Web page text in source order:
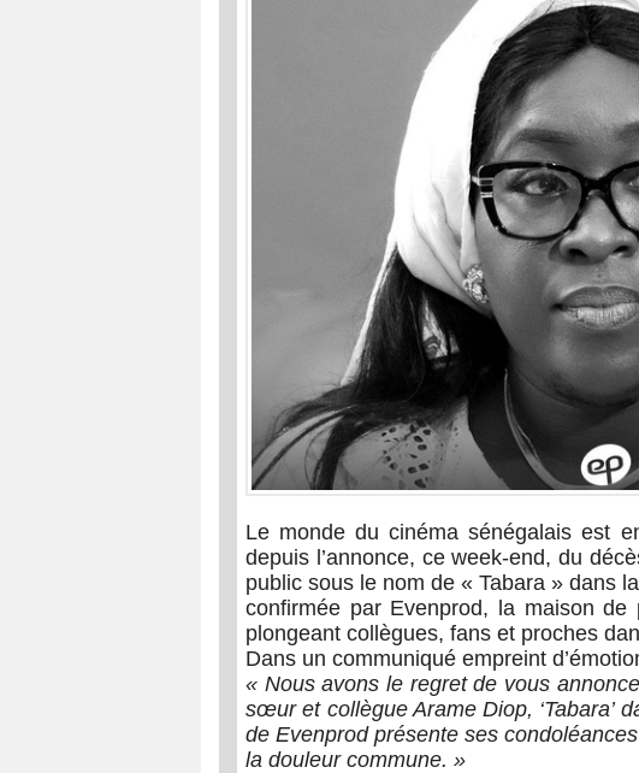
Le monde du cinéma sénégalais est
depuis l’annonce, ce week-end, du
public sous le nom de « Tabara » dans
confirmée par Evenprod, la maison de
plongeant collègues, fans et proches
Dans un communiqué empreint
« Nous avons le regret de vous
sœur et collègue Arame Diop, ‘Tabara’
de Evenprod présente ses
la douleur commune. »